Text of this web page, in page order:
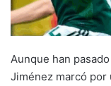
Aunque han
Jiménez marcó por